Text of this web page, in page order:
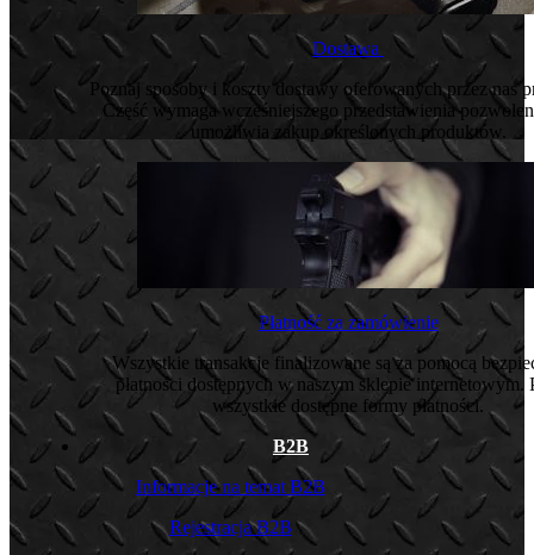
Dostawa
Poznaj sposoby i koszty dostawy oferowanych przez nas
Część wymaga wcześniejszego przedstawienia
umożliwia zakup określonych produktów.
Płatność za zamówienie
Wszystkie transakcje finalizowane są za pomocą
płatności dostępnych w naszym sklepie internetowym.
wszystkie dostępne formy płatności.
B2B
Informacje na temat B2B
Rejestracja B2B